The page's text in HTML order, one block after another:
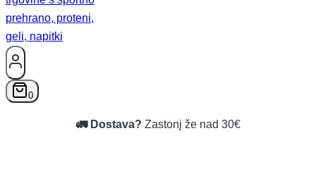
0
🚛 Dostava? Zastonj že nad 30€